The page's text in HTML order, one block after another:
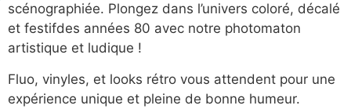
scénographiée. Plongez dans l’univers coloré, décalé
et festifdes années 80 avec notre photomaton
artistique et ludique !
Fluo, vinyles, et looks rétro vous attendent pour une
expérience unique et pleine de bonne humeur.